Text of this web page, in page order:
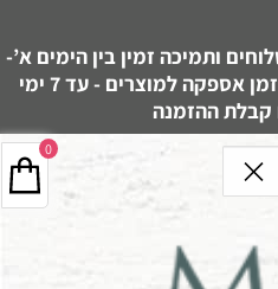
ותמיכה זמין בין הימים א’-
ה’ בין השעות 10:00-16:00 - זמן אספקה למוצרים - עד 7 ימי
קבלת ההזמנה
0